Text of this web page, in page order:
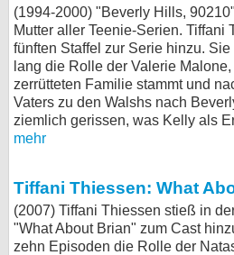
(1994-2000) "Beverly Hills,
Mutter aller Teenie-Serien. Tiffani
fünften Staffel zur Serie hinzu.
lang die Rolle der Valerie
zerrütteten Familie stammt und
Vaters zu den Walshs nach
ziemlich gerissen, was Kelly als
mehr
Tiffani Thiessen: What
(2007) Tiffani Thiessen stieß in
"What About Brian" zum Cast
zehn Episoden die Rolle der